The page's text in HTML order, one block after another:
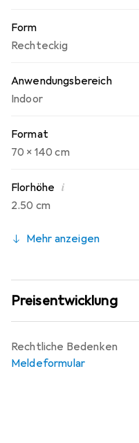
Form
Rechteckig
Anwendungsbereich
Indoor
Format
70 x 140 cm
Florhöhe i
2.50 cm
Mehr anzeigen
Preisentwicklung
Rechtliche Bedenken
Meldeformular